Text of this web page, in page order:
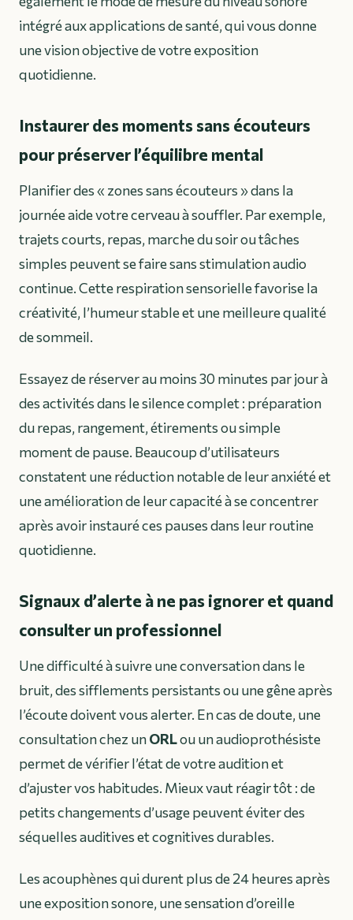
intégré aux applications de santé, qui vous donne
une vision objective de votre exposition
quotidienne.
Instaurer des moments sans écouteurs
pour préserver l’équilibre mental
Planifier des « zones sans écouteurs » dans la
journée aide votre cerveau à souffler. Par exemple,
trajets courts, repas, marche du soir ou tâches
simples peuvent se faire sans stimulation audio
continue. Cette respiration sensorielle favorise la
créativité, l’humeur stable et une meilleure qualité
de sommeil.
Essayez de réserver au moins 30 minutes par jour à
des activités dans le silence complet : préparation
du repas, rangement, étirements ou simple
moment de pause. Beaucoup d’utilisateurs
constatent une réduction notable de leur anxiété et
une amélioration de leur capacité à se concentrer
après avoir instauré ces pauses dans leur routine
quotidienne.
Signaux d’alerte à ne pas ignorer et quand
consulter un professionnel
Une difficulté à suivre une conversation dans le
bruit, des sifflements persistants ou une gêne après
l’écoute doivent vous alerter. En cas de doute, une
consultation chez unORLou un audioprothésiste
permet de vérifier l’état de votre audition et
d’ajuster vos habitudes. Mieux vaut réagir tôt : de
petits changements d’usage peuvent éviter des
séquelles auditives et cognitives durables.
Les acouphènes qui durent plus de 24 heures après
une exposition sonore, une sensation d’oreille